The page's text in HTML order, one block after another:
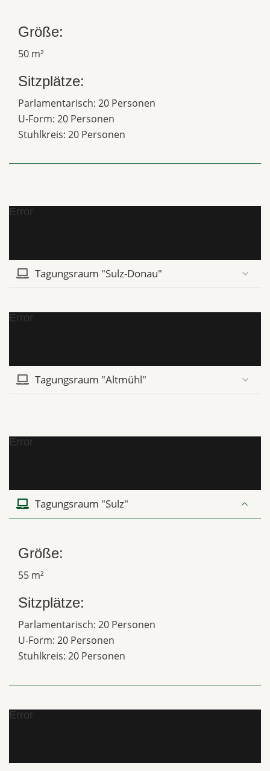
Größe:
50 m²
Sitzplätze:
Parlamentarisch: 20 Personen
U-Form: 20 Personen
Stuhlkreis: 20 Personen
Error
Tagungsraum "Sulz-Donau"
Error
Tagungsraum "Altmühl"
Error
Tagungsraum "Sulz"
Größe:
55 m²
Sitzplätze:
Parlamentarisch: 20 Personen
U-Form: 20 Personen
Stuhlkreis: 20 Personen
Error